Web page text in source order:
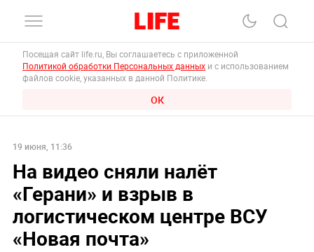
Посещая сайт life.ru, Вы соглашаетесь с приложенной
Политикой обработки Персональных данных и с использованием
файлов cookie, указанных в данной Политике.
ОК
19 июня, 11:36
На видео сняли налёт
«Герани» и взрыв в
логистическом центре ВСУ
«Новая почта»